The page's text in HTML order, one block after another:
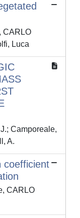
CARLO
Luca
Camporeale,
A.
coefficient
CARLO